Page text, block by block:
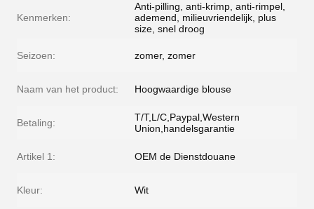
Kenmerken:
Anti-pilling, anti-krimp, anti-rimpel,
ademend, milieuvriendelijk, plus
size, snel droog
Seizoen: zomer, zomer
Naam van het product: Hoogwaardige blouse
Betaling:
T/T,L/C,Paypal,Western
Union,handelsgarantie
Artikel 1: OEM de Dienstdouane
Kleur: Wit